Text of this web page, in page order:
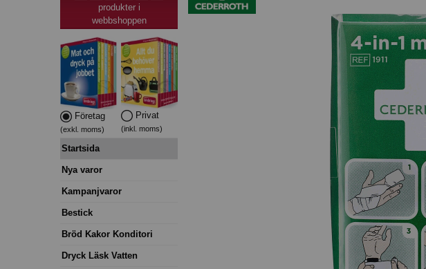
produkter i
webbshoppen
Företag
(exkl. moms)
Privat
(inkl. moms)
Startsida
Nya varor
Kampanjvaror
Bestick
Bröd Kakor Konditori
Dryck Läsk Vatten